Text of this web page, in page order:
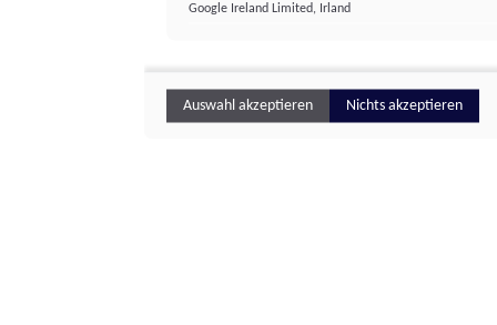
Google Ireland Limited, Irland
Auswahl akzeptieren Nichts akzeptieren